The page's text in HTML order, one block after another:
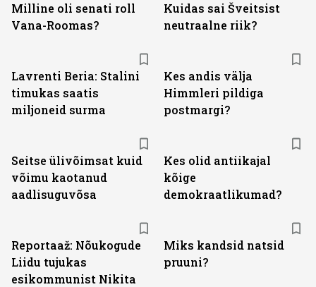
Milline oli senati roll
Vana-Roomas?
Kuidas sai Šveitsist
neutraalne riik?
Lavrenti Beria: Stalini
timukas saatis
miljoneid surma
Kes andis välja
Himmleri pildiga
postmargi?
Seitse ülivõimsat kuid
võimu kaotanud
aadlisuguvõsa
Kes olid antiikajal
kõige
demokraatlikumad?
Reportaaž: Nõukogude
Liidu tujukas
esikommunist Nikita
Miks kandsid natsid
pruuni?